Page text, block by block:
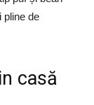
pline de
casă